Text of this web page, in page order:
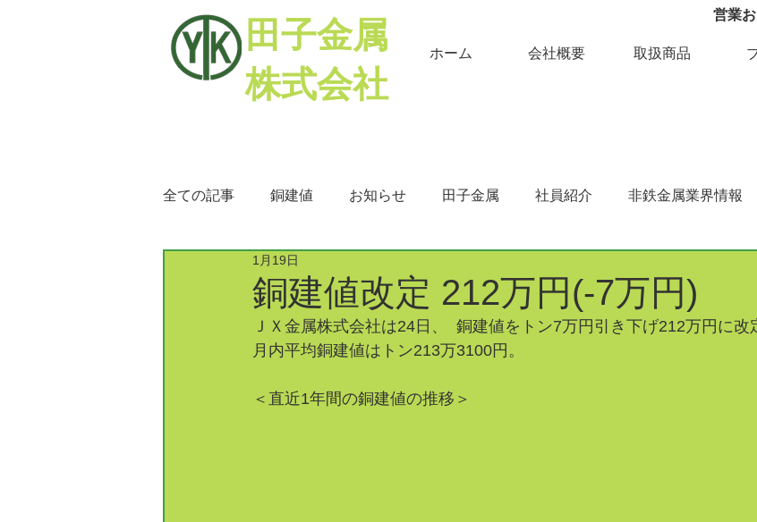
営業
田子金属
株式会社
ホーム 会社概要 取扱商品
全ての記事 銅建値 お知らせ 田子金属 社員紹介 非鉄金属業界情報
ミックスメタル
銅建値改定 212万円(-7万円)
1月19日
ＪＸ金属株式会社は24日、  銅建値をトン7万円引き下げ212万円に改
月内平均銅建値はトン213万3100円。
＜直近1年間の銅建値の推移＞